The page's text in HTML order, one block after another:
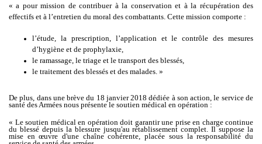
« a pour mission de contribuer à la conservation et à la récupération des
effectifs et à l’entretien du moral des combattants. Cette mission comporte :
l’étude, la prescription, l’application et le contrôle des mesures
d’hygiène et de prophylaxie,
le ramassage, le triage et le transport des blessés,
le traitement des blessés et des malades. »
De plus, dans une brève du 18 janvier 2018 dédiée à son action, le service de
santé des Armées nous présente le soutien médical en opération :
« Le soutien médical en opération doit garantir une prise en charge continue
du blessé depuis la blessure jusqu'au rétablissement complet. Il suppose la
mise en œuvre d'une chaîne cohérente, placée sous la responsabilité du